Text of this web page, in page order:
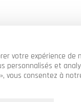
votre expérience de
personnalisés et
vous consentez à